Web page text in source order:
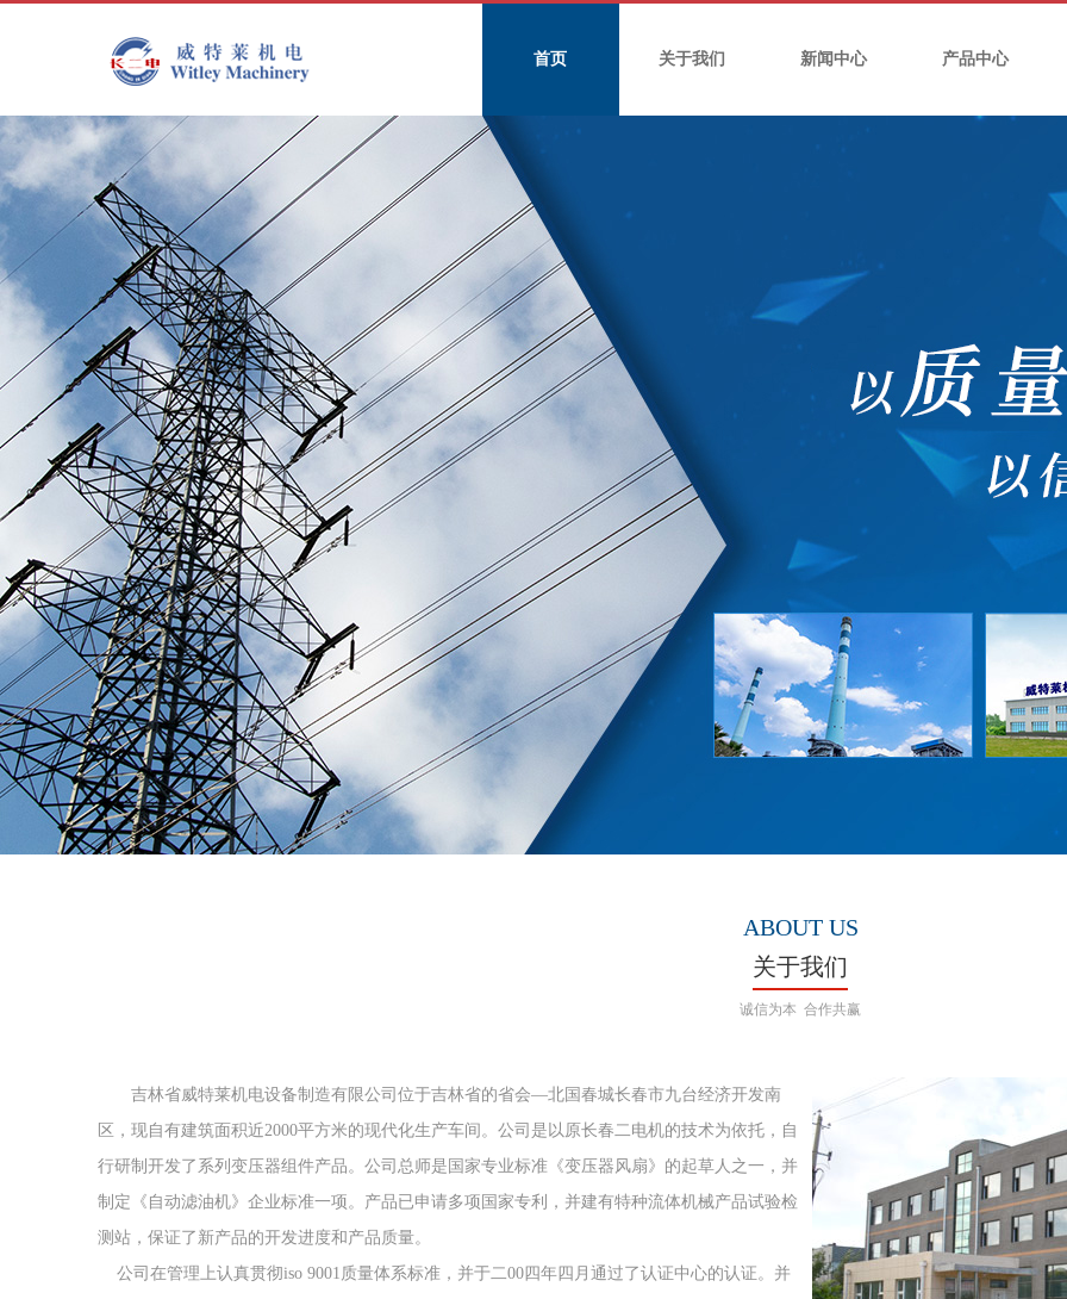
首页 关于我们 新闻中心 产品中心
ABOUT US
关于我们
诚信为本 合作共赢
吉林省威特莱机电设备制造有限公司位于吉林省的省会—北国春城长春市九台经济开发南
区，现自有建筑面积近2000平方米的现代化生产车间。公司是以原长春二电机的技术为依托，自
行研制开发了系列变压器组件产品。公司总师是国家专业标准《变压器风扇》的起草人之一，并
制定《自动滤油机》企业标准一项。产品已申请多项国家专利，并建有特种流体机械产品试验检
测站，保证了新产品的开发进度和产品质量。
公司在管理上认真贯彻iso 9001质量体系标准，并于二00四年四月通过了认证中心的认证。并